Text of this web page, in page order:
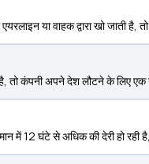
या वाहक द्वारा खो जाती
है, तो कंपनी अपने देश लौटने के लिए
में 12 घंटे से अधिक की देरी हो